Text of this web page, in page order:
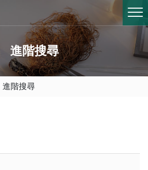
進階搜尋
進階搜尋